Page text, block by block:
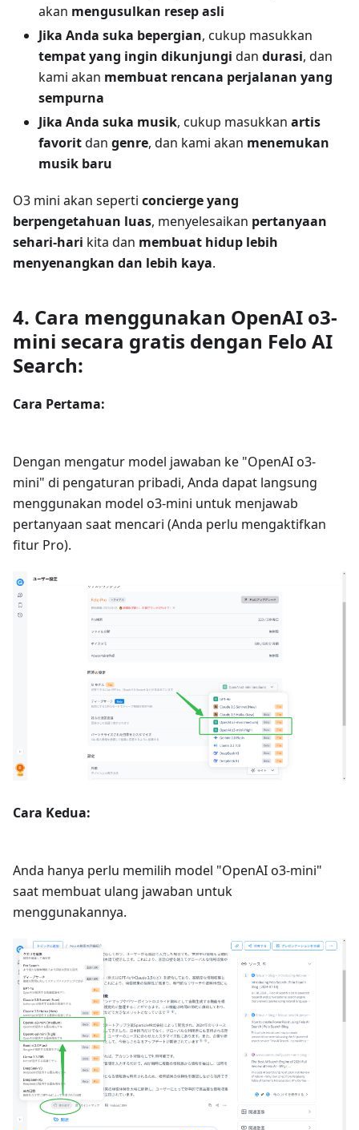
akan mengusulkan resep asli
Jika Anda suka bepergian, cukup masukkan
tempat yang ingin dikunjungi dan durasi, dan
kami akan membuat rencana perjalanan yang
sempurna
Jika Anda suka musik, cukup masukkan artis
favoritdan genre, dan kami akan menemukan
musik baru
O3 mini akan seperti concierge yang
berpengetahuan luas, menyelesaikan pertanyaan
sehari-hari kita dan membuat hidup lebih
menyenangkan dan lebih kaya.
4. Cara menggunakan OpenAI o3-
mini secara gratis dengan Felo AI
Search:
Cara Pertama:
Dengan mengatur model jawaban ke "OpenAI o3-
mini" di pengaturan pribadi, Anda dapat langsung
menggunakan model o3-mini untuk menjawab
pertanyaan saat mencari (Anda perlu mengaktifkan
fitur Pro).
Cara Kedua:
Anda hanya perlu memilih model "OpenAI o3-mini"
saat membuat ulang jawaban untuk
menggunakannya.